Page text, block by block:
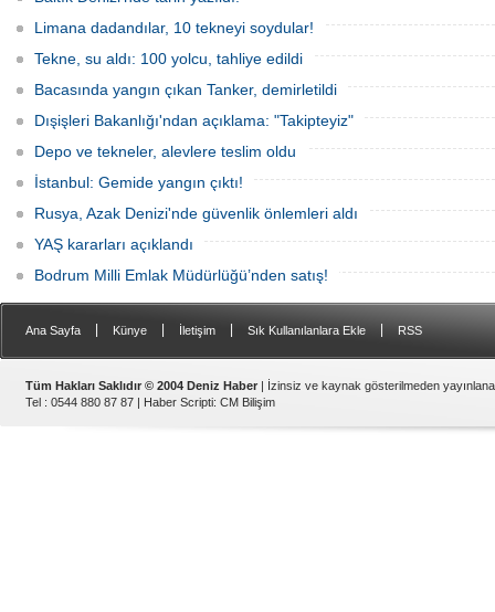
günlerdir gemiden çıkmalarına izin
verilmediğini ve temel haklarının ihlal
edildiğini öne sürdü. Mürettebatta iki
Britanyalı aktivist de bulunuyor.
Limana dadandılar, 10 tekneyi soydular!
Tekne, su aldı: 100 yolcu, tahliye edildi
Bacasında yangın çıkan Tanker, demirletildi
Dışişleri Bakanlığı'ndan açıklama: "Takipteyiz"
Depo ve tekneler, alevlere teslim oldu
İstanbul: Gemide yangın çıktı!
Rusya, Azak Denizi'nde güvenlik önlemleri aldı
YAŞ kararları açıklandı
Bodrum Milli Emlak Müdürlüğü’nden satış!
Ana Sayfa Künye İletişim Sık Kullanılanlara Ekle RSS
Tüm Hakları Saklıdır © 2004 Deniz Haber | İzinsiz ve kaynak gösterilmeden
Tel : 0544 880 87 87 | Haber Scripti: CM Bilişim